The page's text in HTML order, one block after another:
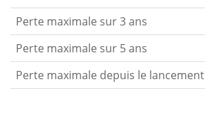
Perte maximale sur 3 ans
Perte maximale sur 5 ans
Perte maximale depuis le lancement